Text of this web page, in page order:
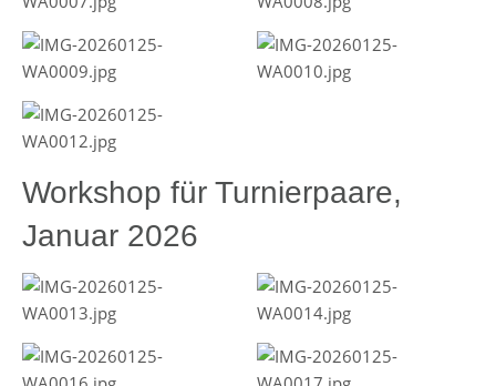
Workshop für Turnierpaare,
Januar 2026